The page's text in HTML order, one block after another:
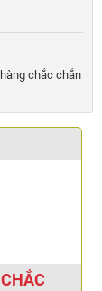
chắc chắn